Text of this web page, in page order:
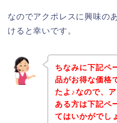
なのでアクポレスに興味の
けると幸いです。
ちなみに下記ペ
品がお得な価格
たよ♪なので、
ある方は下記ペ
てはいかがでし